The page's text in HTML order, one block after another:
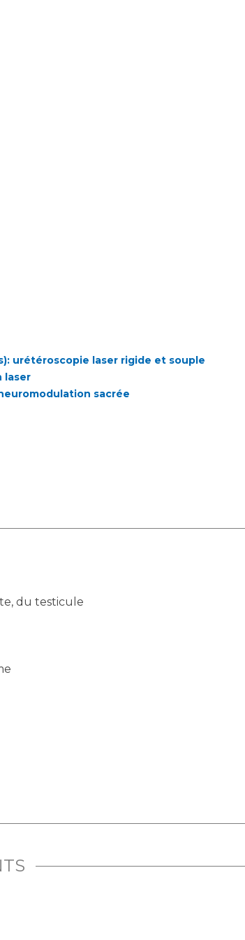
urétéroscopie laser rigide et souple
laser
sacrée
du testicule